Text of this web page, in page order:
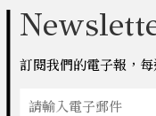
訂閱我們的電子報，